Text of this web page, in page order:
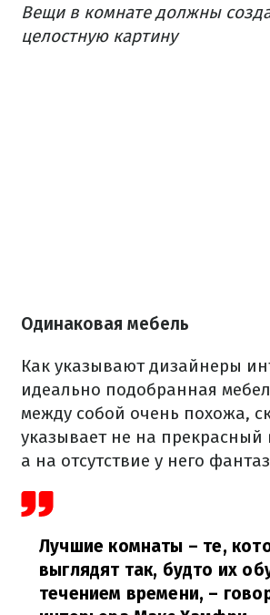
Вещи в комнате должны
целостную картину
Одинаковая мебель
Как указывают дизайнеры
идеально подобранная
между собой очень похожа,
указывает не на прекрасный
а на отсутствие у него
Лучшие комнаты – те,
выглядят так, будто их
течением времени, –